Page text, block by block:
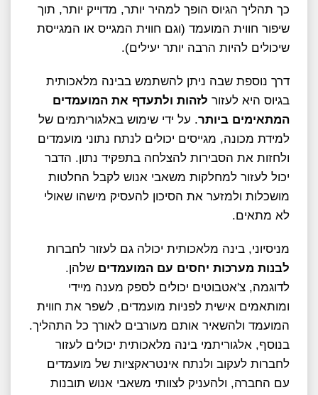
כך תהליך הגיוס הופך למהיר יותר, מדוייק יותר, תוך
שיפור חווית המועמד (וגם חווית המגייס או המגייסת
שיכולים להיות הרבה יותר יעילים).
דרך נוספת שבה ניתן להשתמש בבינה מלאכותית
בגיוס היא לעזור לזהות ולתעדף את המועמדים
המתאימים ביותר. על ידי שימוש באלגוריתמים של
למידת מכונה, מגייסים יכולים לנתח נתוני מועמדים
ולחזות את הסבירות להצלחה בתפקיד נתון. הדבר
יכול לעזור למחלקות משאבי אנוש לקבל החלטות
מושכלות ולמזער את הסיכון להעסיק מישהו שאולי
לא מתאים.
מניסיוני, בינה מלאכותית יכולה גם לעזור לחברות
לבנות מערכות יחסים עם המועמדים שלהן.
לדוגמה, צ'אטבוטים יכולים לספק מענה מיידי
ומותאמים אישית לפניות מועמדים, לשפר את חווית
המועמד ולהשאיר אותם מעורבים לאורך כל התהליך.
בנוסף, אלגוריתמי בינה מלאכותית יכולים לעזור
לחברות לעקוב ולנתח אינטראקציות של מועמדים
עם החברה, ולהעניק לצוותי משאבי אנוש תובנות